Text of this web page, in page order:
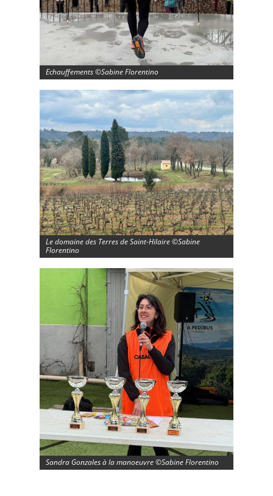
Echauffements ©Sabine Florentino
Le domaine des Terres de Saint-Hilaire ©Sabine
Florentino
Sandra Gonzales à la manoeuvre ©Sabine Florentino